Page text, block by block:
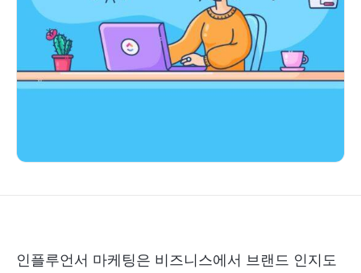
인플루언서 마케팅은 비즈니스에서 브랜드 인지도